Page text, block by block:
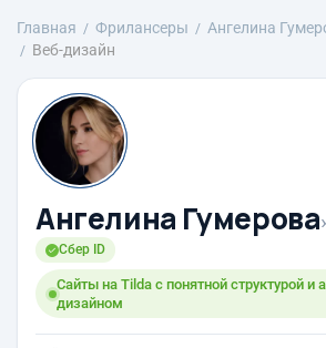
Главная Фрилансеры Ангелина
Веб-дизайн
Ангелина Гумерова
Сбер ID
Сайты на Tilda с понятной структурой и
дизайном